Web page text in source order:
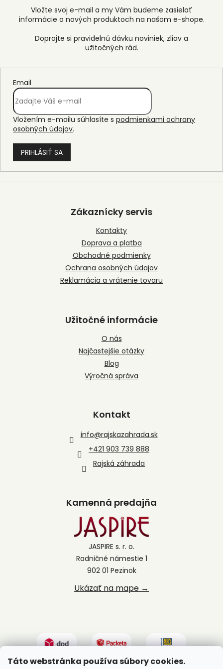
Táto webstránka používa súbory cookies.
Vložte svoj e-mail a my Vám budeme zasielať
informácie o nových produktoch na našom e-shope.
Email
Vložením e-mailu súhlasíte s podmienkami ochrany
osobných údajov.
PRIHLÁSIŤ SA
Z
Zákaznícky servis
Kontakty
Doprava a platba
Obchodné podmienky
Ochrana osobných údajov
Reklamácia a vrátenie tovaru
Užitočné informácie
O nás
Najčastejšie otázky
Blog
Výročná správa
Kontakt
info@rajskazahrada.sk
+421 903 739 888
Rajská záhrada
Kamenná predajňa
JASPIRE s. r. o.
Radničné námestie 1
902 01 Pezinok
Ukázať na mape →